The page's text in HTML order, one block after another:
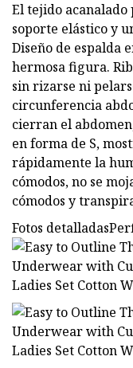
El tejido
soporte elástico y
Diseño de espalda
hermosa figura.
sin rizarse ni
circunferencia
cierran el
en forma de S,
rápidamente la
cómodos, no se
cómodos y
Fotos